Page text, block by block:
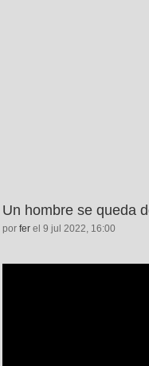
Un hombre se queda
por fer el 9 jul 2022, 16:00